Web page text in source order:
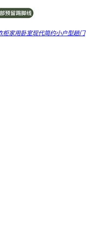
柜家用卧室现代简约小户型趟门